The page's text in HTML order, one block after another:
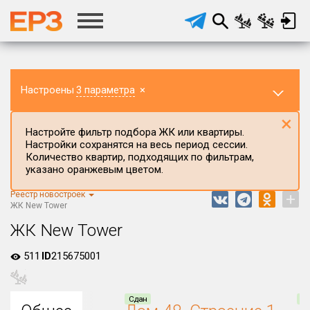
Настроены 3 параметра ×
Регион ЖК
Все
Населённый пункт
Настройте фильтр подбора ЖК или квартиры.
Настройки сохранятся на весь период сессии.
Количество квартир, подходящих по фильтрам,
указано оранжевым цветом.
×
Реестр новостроек
ЖК New Tower
+
ЖК New Tower
511 ID215675001
Сдан